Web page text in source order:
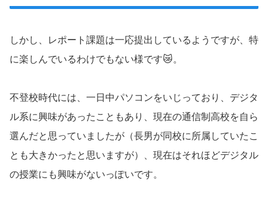
しかし、レポート課題は一応提出しているようですが、特
に楽しんでいるわけでもない様です😿。
不登校時代には、一日中パソコンをいじっており、デジタ
ル系に興味があったこともあり、現在の通信制高校を自ら
選んだと思っていましたが（長男が同校に所属していたこ
とも大きかったと思いますが）、現在はそれほどデジタル
の授業にも興味がないっぽいです。